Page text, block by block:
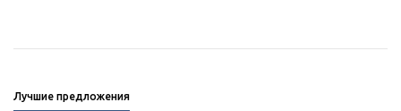
Лучшие предложения